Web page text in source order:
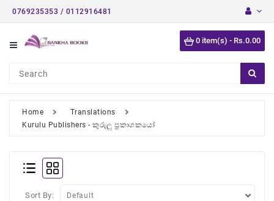
0769235353 / 0112916481
0 item(s) - Rs.0.00
Category
Stories
Buddhist
Detective
Home
Translations
Kurulu Publishers - කුරුලු ප්‍රකාශකයෝ
Sort By: